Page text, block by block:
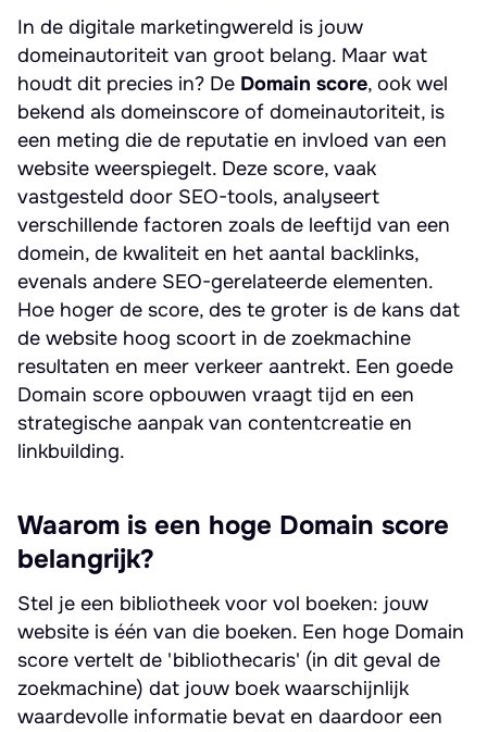
In de digitale marketingwereld is jouw
domeinautoriteit van groot belang. Maar wat
houdt dit precies in? De Domain score, ook wel
bekend als domeinscore of domeinautoriteit, is
een meting die de reputatie en invloed van een
website weerspiegelt. Deze score, vaak
vastgesteld door SEO-tools, analyseert
verschillende factoren zoals de leeftijd van een
domein, de kwaliteit en het aantal backlinks,
evenals andere SEO-gerelateerde elementen.
Hoe hoger de score, des te groter is de kans dat
de website hoog scoort in de zoekmachine
resultaten en meer verkeer aantrekt. Een goede
Domain score opbouwen vraagt tijd en een
strategische aanpak van contentcreatie en
linkbuilding.
Waarom is een hoge Domain score
belangrijk?
Stel je een bibliotheek voor vol boeken: jouw
website is één van die boeken. Een hoge Domain
score vertelt de 'bibliothecaris' (in dit geval de
zoekmachine) dat jouw boek waarschijnlijk
waardevolle informatie bevat en daardoor een